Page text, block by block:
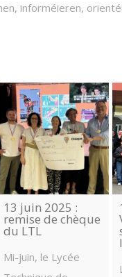
informéieren,
13 juin 2025 :
remise de chèque
du LTL
Mi-juin, le Lycée